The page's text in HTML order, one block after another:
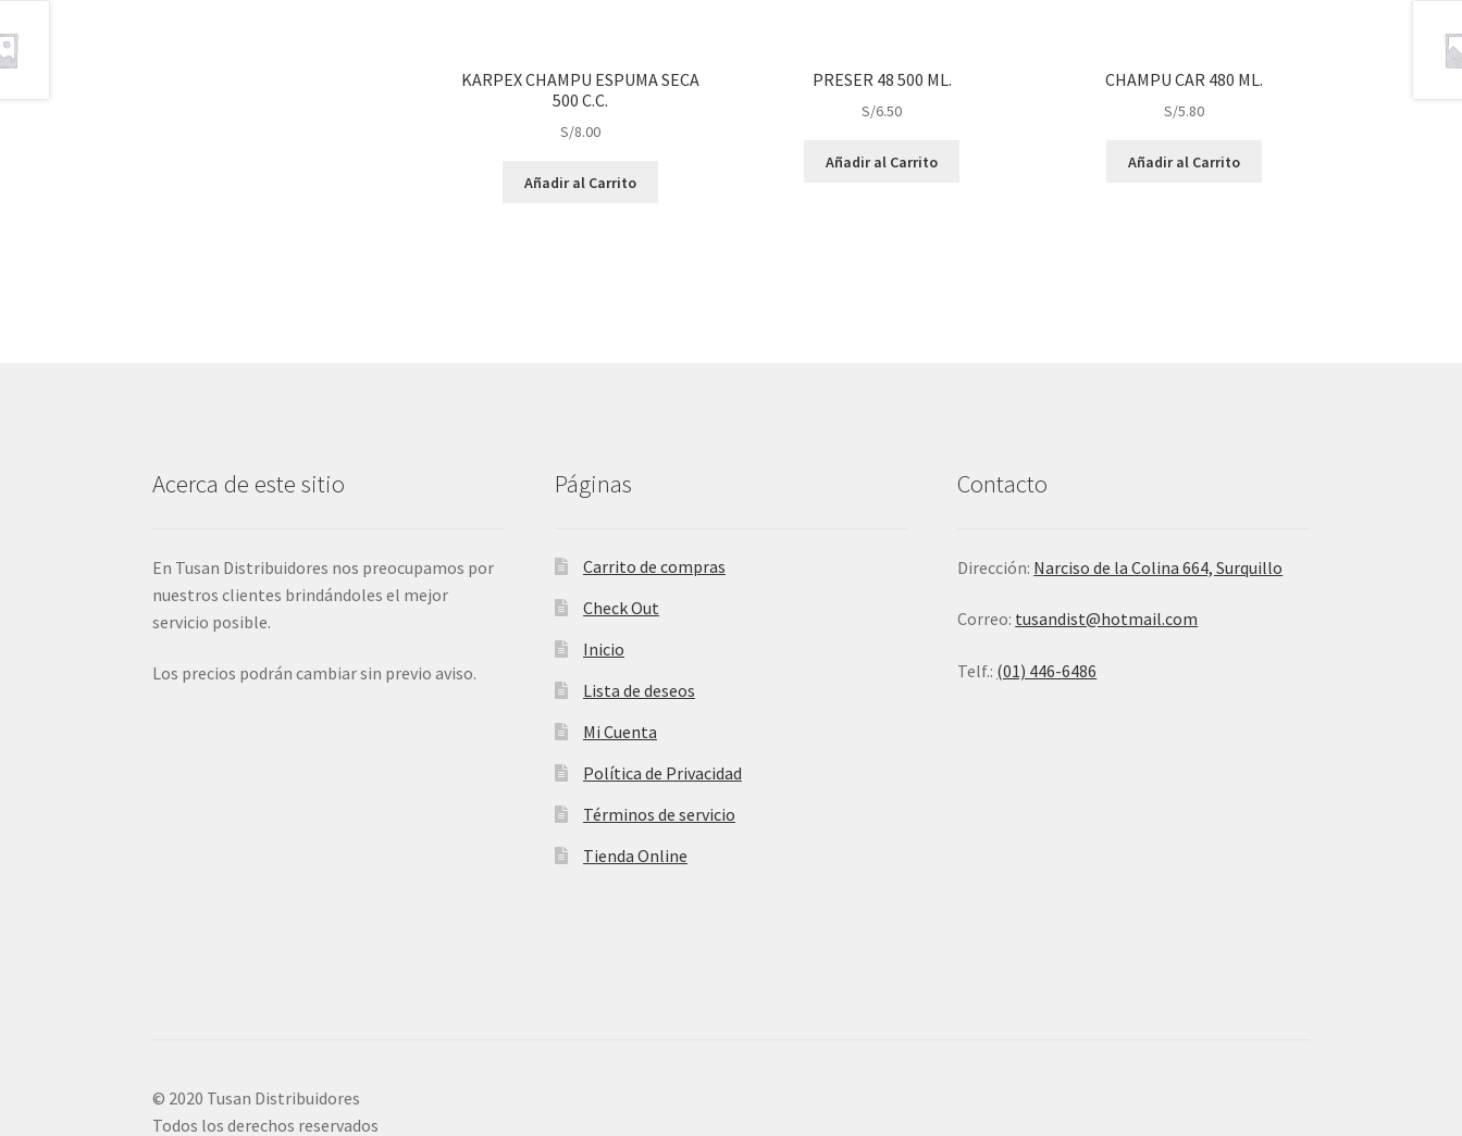
KARPEX CHAMPU ESPUMA SECA
500 C.C.
S/8.00
Añadir al Carrito
PRESER 48 500 ML.
S/6.50
Añadir al Carrito
CHAMPU CAR 480 ML.
S/5.80
Añadir al Carrito
Acerca de este sitio
En Tusan Distribuidores nos preocupamos por
nuestros clientes brindándoles el mejor
servicio posible.
Los precios podrán cambiar sin previo aviso.
Páginas
Carrito de compras
Check Out
Inicio
Lista de deseos
Mi Cuenta
Política de Privacidad
Términos de servicio
Tienda Online
Contacto
Dirección: Narciso de la Colina 664, Surquillo
Correo: tusandist@hotmail.com
Telf.: (01) 446-6486
© 2020 Tusan Distribuidores
Todos los derechos reservados